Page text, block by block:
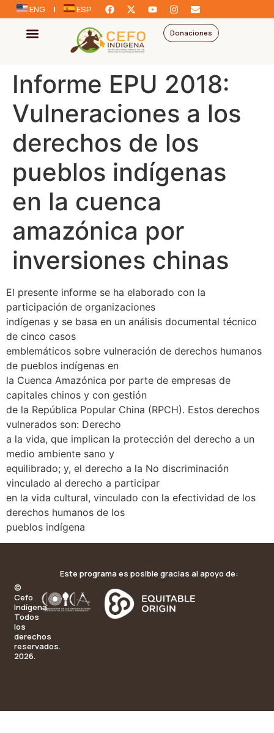
ENG ESP
Donaciones
Informe EPU 2018:
Vulneraciones a los
derechos de los
pueblos indígenas
en la cuenca
amazónica por
inversiones chinas
El presente informe se ha elaborado con la
participación de organizaciones
indígenas y se basa en un análisis documental técnico
de cinco casos
emblemáticos sobre vulneración de derechos humanos
de pueblos indígenas en
la Cuenca Amazónica por parte de empresas de
capitales chinos y con gestión
de la República Popular China (RPCH). Estos derechos
vulnerados son: Derecho
a la vida, que implican la protección del derecho a un
medio ambiente sano y
equilibrado; y, el derecho a la No discriminación
vinculado al derecho a participar
en la vida cultural, vinculado con la efectividad de los
derechos humanos de los
pueblos indígena
©
Cefo
Indígena.
Todos
los
derechos
reservados.
2026.
Este programa es posible gracias al apoyo de: